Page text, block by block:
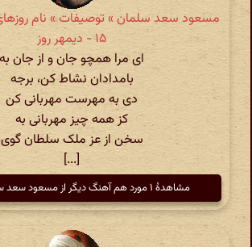
مسعود سعد سلمان » توصیفات » نام
۱۵ - دیمهر روز
ای مرا همچو جان و از جان به
بامدادان نشاط کن، برجه
دی به مهرست مهربانی کن
کز همه چیز مهربانی به
سخن از عز ملک سلطان گوی
[...]
مشاهدهٔ ۱ مورد هم آهنگ دیگر از مسعود سعد سلمان